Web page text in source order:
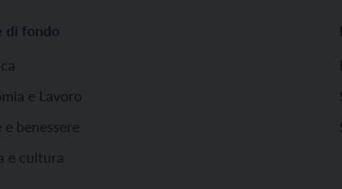
di fondo
e Lavoro
e benessere
e cultura